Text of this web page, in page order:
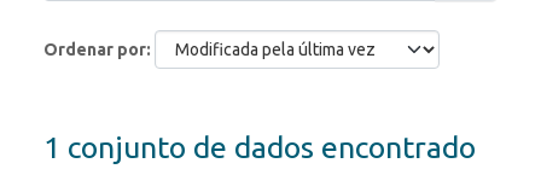
Ordenar por
1 conjunto de dados encontrado